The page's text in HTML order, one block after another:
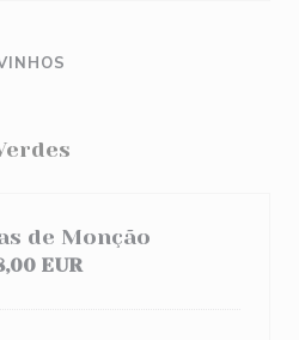
de Monção
EUR